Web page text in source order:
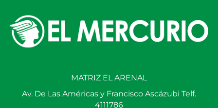
MATRIZ EL ARENAL
Av. De Las Américas y Francisco Ascázubi Telf.
4111786